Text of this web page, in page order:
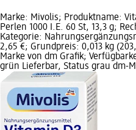
Marke: Mivolis; Produktname:
Perlen 1000 I.E. 60 St, 13,3 g;
Kategorie:
2,65 €; Grundpreis: 0,013 kg
Marke von dm Grafik;
grün Lieferbar, Status grau dm-